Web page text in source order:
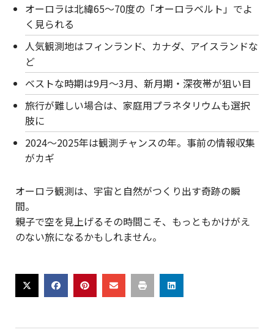
オーロラは北緯65〜70度の「オーロラベルト」でよ
く見られる
人気観測地はフィンランド、カナダ、アイスランドな
ど
ベストな時期は9月〜3月、新月期・深夜帯が狙い目
旅行が難しい場合は、家庭用プラネタリウムも選択
肢に
2024〜2025年は観測チャンスの年。事前の情報収集
がカギ
オーロラ観測は、宇宙と自然がつくり出す奇跡の瞬
間。
親子で空を見上げるその時間こそ、もっともかけがえ
のない旅になるかもしれません。